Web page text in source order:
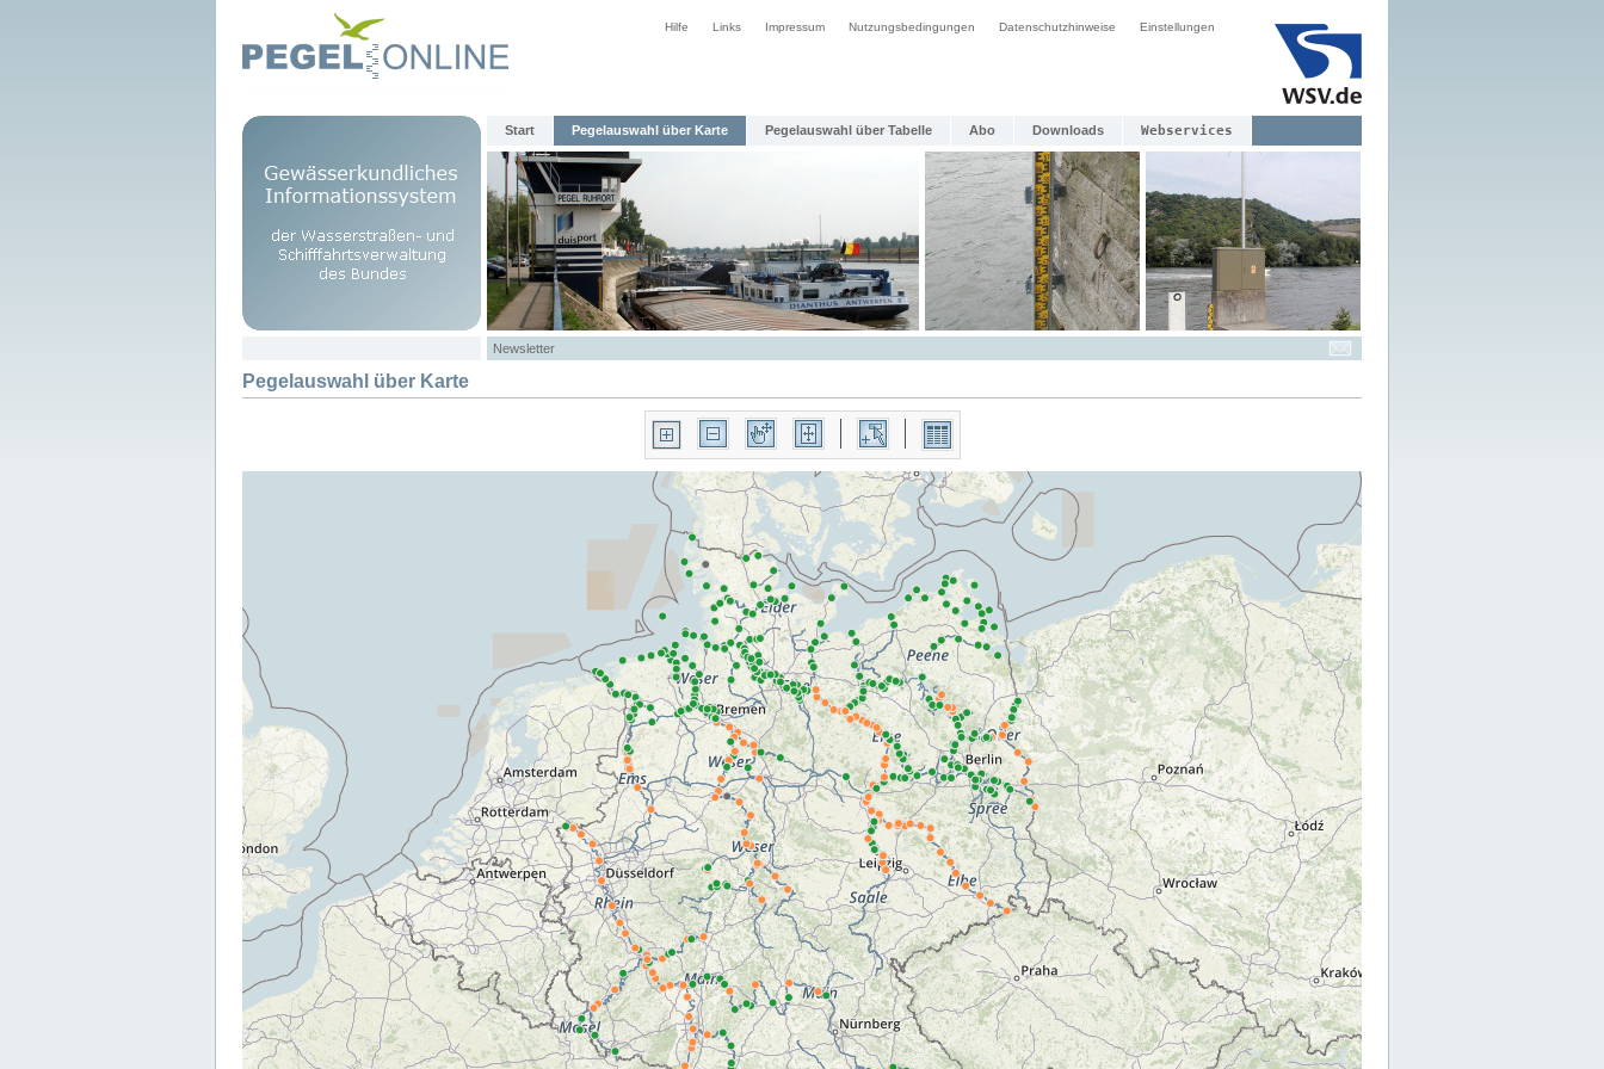
Hilfe Links Impressum Nutzungsbedingungen Datenschutzhinweise Einstellungen
Start Pegelauswahl über Karte Pegelauswahl über Tabelle Abo Downloads Webservices
Newsletter
Pegelauswahl über Karte